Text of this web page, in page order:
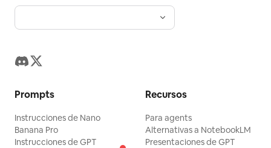
Prompts
Instrucciones de Nano
Banana Pro
Instrucciones de GPT
Recursos
Para agents
Alternativas a NotebookLM
Presentaciones de GPT